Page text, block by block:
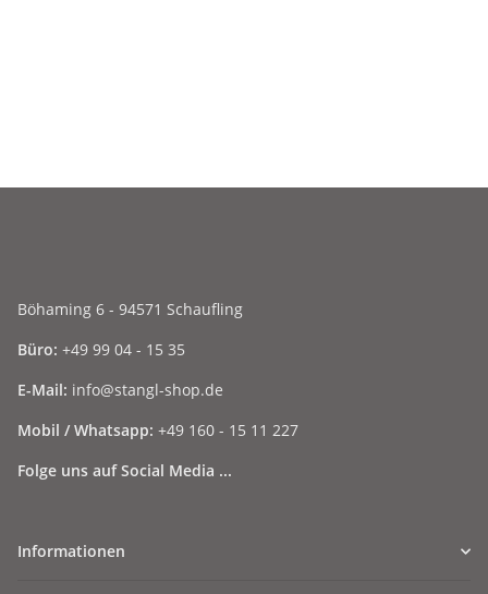
Böhaming 6 - 94571 Schaufling
Büro: +49 99 04 - 15 35
E-Mail: info@stangl-shop.de
Mobil / Whatsapp: +49 160 - 15 11 227
Folge uns auf Social Media ...
Informationen